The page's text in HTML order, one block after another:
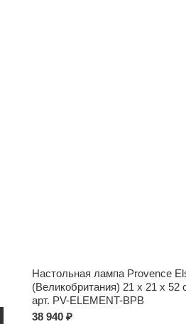
Настольная лампа Provence
(Великобритания) 21 x 21 x 52
арт. PV-ELEMENT-BPB
38 940 ₽